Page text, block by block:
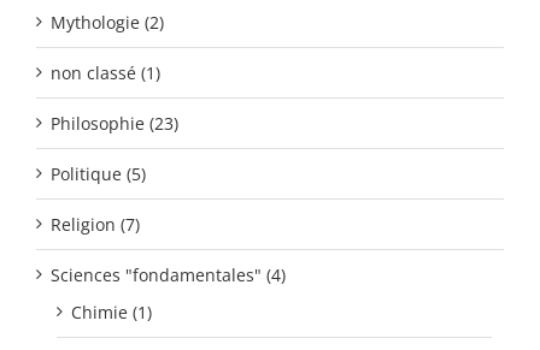
Mythologie (2)
non classé (1)
Philosophie (23)
Politique (5)
Religion (7)
Sciences "fondamentales" (4)
Chimie (1)